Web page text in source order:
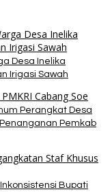
Desa Inelika
Irigasi Sawah
Perangkat Desa
Pemkab
Bupati